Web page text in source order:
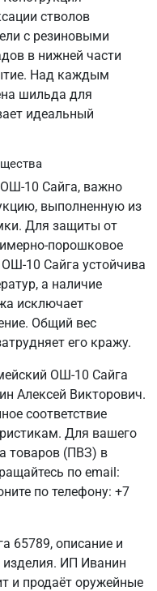
стволов
с резиновыми
в нижней части
Над каждым
шильда для
идеальный
10 Сайга, важно
выполненную из
Для защиты от
порошковое
10 Сайга устойчива
а наличие
исключает
Общий вес
его кражу.
ОШ-10 Сайга
Алексей Викторович.
соответствие
Для вашего
товаров (ПВЗ) в
по email:
по телефону: +7
65789, описание и
изделия. ИП Иванин
и продаёт оружейные